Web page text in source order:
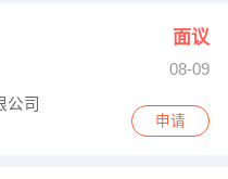
面议
08-09
公司
申请